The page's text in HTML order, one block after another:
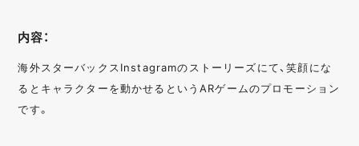
内容：
海外スターバックスInstagramのストーリーズにて、笑顔にな
るとキャラクターを動かせるというARゲームのプロモーション
です。